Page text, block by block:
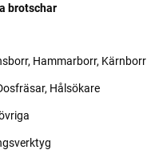
brotschar
Hammarborr, Kärnborr
Hålsökare